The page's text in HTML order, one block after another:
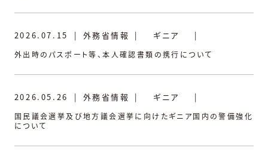
2026.07.15 | 外務省情報 | ギニア |
外出時のパスポート等、本人確認書類の携行について
2026.05.26 | 外務省情報 | ギニア |
国民議会選挙及び地方議会選挙に向けたギニア国内の警備強化
について